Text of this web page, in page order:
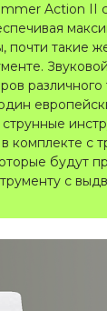
Action II
такие
различного
комплекте с
будут
с